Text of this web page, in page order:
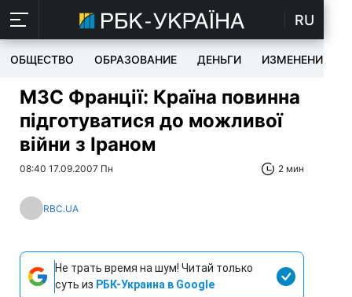
RU
ОБЩЕСТВО ОБРАЗОВАНИЕ ДЕНЬГИ ИЗМЕНЕНИЯ
МЗС Франції: Країна повинна
підготуватися до можливої
війни з Іраном
08:40 17.09.2007 Пн 2 мин
RBC.UA
Не трать время на шум! Читай только
суть из РБК-Украина в Google